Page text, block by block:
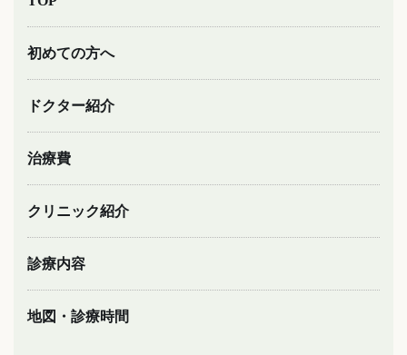
初めての方へ
ドクター紹介
治療費
クリニック紹介
診療内容
地図・診療時間